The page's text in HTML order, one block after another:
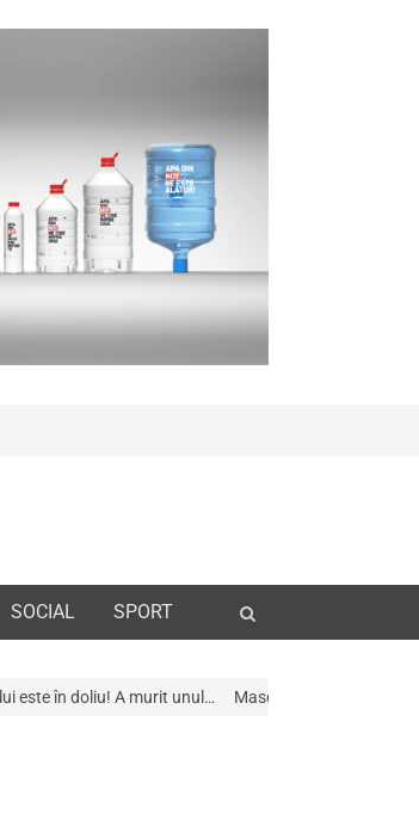
SOCIAL SPORT
search
unul… Mascații au descins la Galeria de Artã din